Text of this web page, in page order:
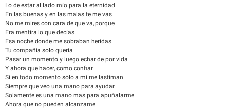
Lo de estar al lado mío para la eternidad
En las buenas y en las malas te me vas
No me mires con cara de que va, porque
Era mentira lo que decías
Esa noche donde me sobraban heridas
Tu compañía solo quería
Pasar un momento y luego echar de por vida
Y ahora que hacer, como confiar
Si en todo momento sólo a mi me lastiman
Siempre que veo una mano para ayudar
Solamente es una mano mas para apuñalarme
Ahora que no pueden alcanzame